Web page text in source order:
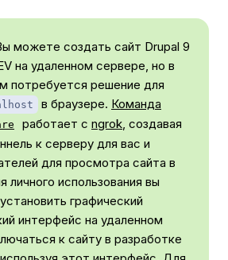
можете создать сайт Drupal 9
на удаленном сервере, но в
потребуется решение для
в браузере. Команда
работает с ngrok, создавая
к серверу для вас и
для просмотра сайта в
личного использования вы
графический
интерфейс на удаленном
к сайту в разработке